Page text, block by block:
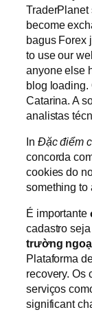
TraderPlanet
become
bagus Forex
to use our
anyone else
blog loading.
Catarina. A
analistas
In Đặc điểm
concorda
cookies do
something to
É importante
cadastro
trường
Plataforma
recovery. Os
serviços
significant